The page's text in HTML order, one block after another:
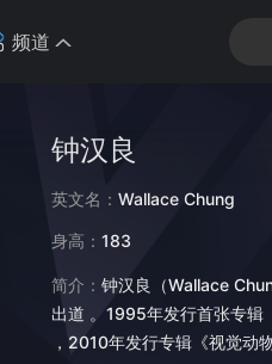
频道
钟汉良
英文名： Wallace Chung
身高： 183
简介： 钟汉良（Wallace
出道 。1995年发行首张专辑
，2010年发行专辑《视觉动